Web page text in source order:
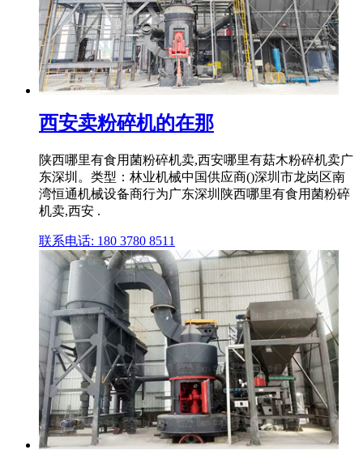
西安卖粉碎机的在那
陕西哪里有食用菌粉碎机卖,西安哪里有菇木粉碎机卖广
东深圳。类型：林业机械中国供应商()深圳市龙岗区南
湾恒通机械设备商行为广东深圳陕西哪里有食用菌粉碎
机卖,西安 .
联系电话: 180 3780 8511